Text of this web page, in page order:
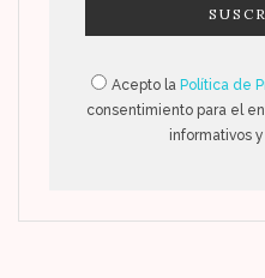
Acepto la Política de
consentimiento para el
informativos